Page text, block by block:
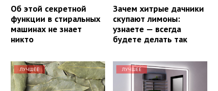
Об этой секретной
функции в стиральных
машинах не знает
никто
Зачем хитрые дачники
скупают лимоны:
узнаете — всегда
будете делать так
ЛУЧШЕЕ ЛУЧШЕЕ